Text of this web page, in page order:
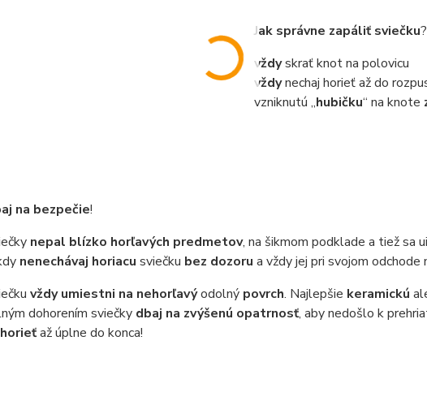
Jak správne zapáliť sviečku?
vždyskrať knot na polovicu
vždynechaj horieť až do
vzniknutú „hubičku“ na knote
na bezpečie!
nepal blízko horľavých predmetov, na šikmom podklade a tiež sa
nenechávaj horiacu sviečku bez dozoru a vždy jej pri svojom odchode
vždy umiestni na nehorľavýodolný povrch. Najlepšie keramickú
dohorením sviečky dbaj na zvýšenú opatrnosť, aby nedošlo k
až úplne do konca!